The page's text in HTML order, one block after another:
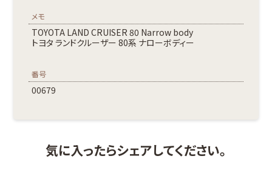
メモ
TOYOTA LAND CRUISER 80 Narrow body
トヨタ ランドクルーザー 80系 ナローボディー
番号
00679
気に入ったらシェアしてください。